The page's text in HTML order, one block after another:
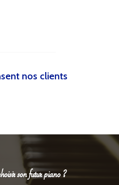
nos clients
son futur piano ?